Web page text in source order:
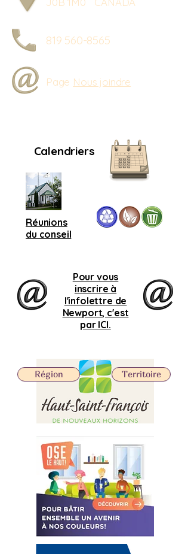
819 560-8565
Page Nous joindre
Réunions
du conseil
Calendriers
Pour vous
inscrire à
l'infolettre de
Newport, c'est
par ICI.
Territoire
Région